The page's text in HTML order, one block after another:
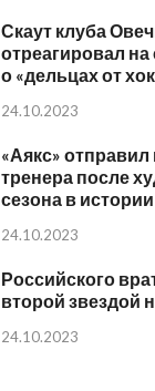
Скаут клуба
отреагировал
о «дельцах от
24.10.2023
«Аякс» отправил
тренера после
сезона в истории
24.10.2023
Российского
второй звездой
24.10.2023